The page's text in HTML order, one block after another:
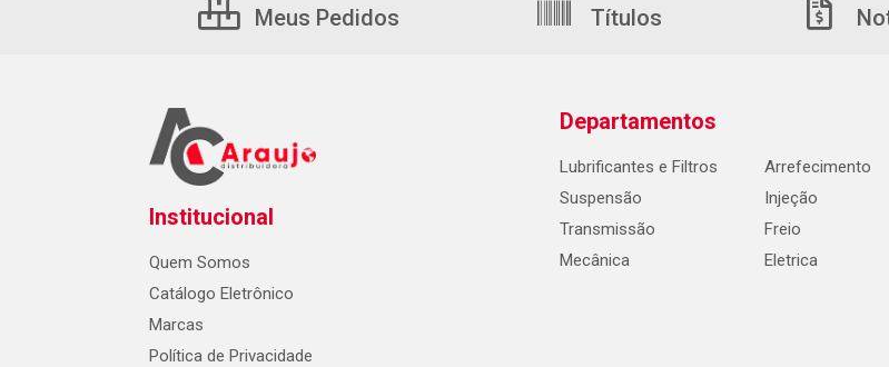
Meus Pedidos Títulos
Institucional
Quem Somos
Catálogo Eletrônico
Marcas
Política de Privacidade
Departamentos
Lubrificantes e Filtros
Suspensão
Transmissão
Mecânica
Arrefecimento
Injeção
Freio
Eletrica